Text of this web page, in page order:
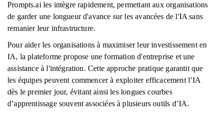
Prompts.ai les intègre rapidement, permettant aux organisations
de garder une longueur d'avance sur les avancées de l'IA sans
remanier leur infrastructure.
Pour aider les organisations à maximiser leur investissement en
IA, la plateforme propose une formation d'entreprise et une
assistance à l'intégration. Cette approche pratique garantit que
les équipes peuvent commencer à exploiter efficacement l’IA
dès le premier jour, évitant ainsi les longues courbes
d’apprentissage souvent associées à plusieurs outils d’IA.